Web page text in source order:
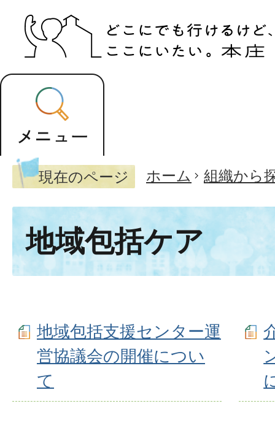
現在のページ ホーム 組織から
地域包括ケア
地域包括支援センター運
営協議会の開催につい
て